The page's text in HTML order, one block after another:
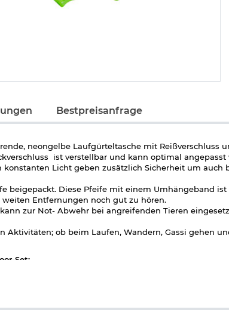
Bestpreisanfrage
neongelbe Laufgürteltasche mit Reißverschluss
ist verstellbar und kann optimal angepasst
Licht geben zusätzlich Sicherheit um auch
beigepackt. Diese Pfeife mit einem Umhängeband
Entfernungen noch gut zu hören.
zur Not- Abwehr bei angreifenden Tieren
Aktivitäten; ob beim Laufen, Wandern, Gassi gehen
Set: